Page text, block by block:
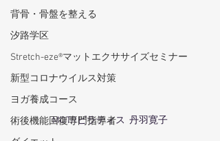
背骨・骨盤を整える
汐路学区
Stretch-eze®マットエクササイズセミナー
新型コロナウイルス対策
ヨガ養成コース
術後機能回復専門指導者
MOTRピラティス  丹羽寛子